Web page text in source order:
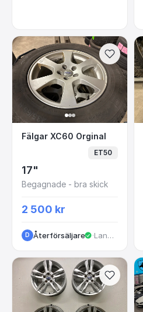
Fälgar XC60 Orginal
Fälgar XC60 Orginal
ET50
17"
Begagnade - bra skick
2 500 kr
D Återförsäljare · Landvetter